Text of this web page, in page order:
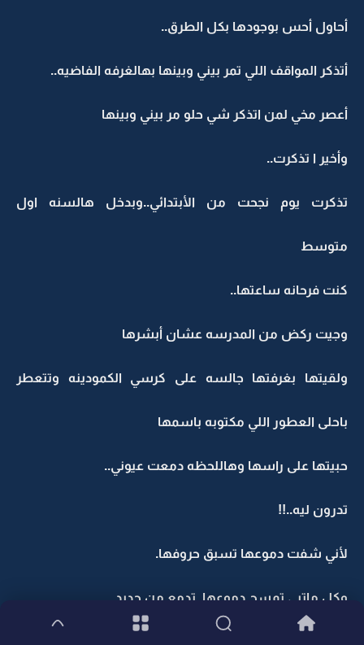
أحاول أحس بوجودها بكل الطرق..
أتذكر المواقف اللي تمر بيني وبينها بهالغرفه الفاضيه..
أعصر مخي لمن اتذكر شي حلو مر بيني وبينها
وأخير ا تذكرت..
تذكرت يوم نجحت من الأبتدائي..وبدخل هالسنه اول
متوسط
كنت فرحانه ساعتها..
وجيت ركض من المدرسه عشان أبشرها
ولقيتها بغرفتها جالسه على كرسي الكمودينه وتتعطر
باحلى العطور اللي مكتوبه باسمها
حبيتها على راسها وهاللحظه دمعت عيوني..
تدرون ليه..!!
لأني شفت دموعها تسبق حروفها.
وكل ماتبي تمسح دموعها..تدمع من جديد..